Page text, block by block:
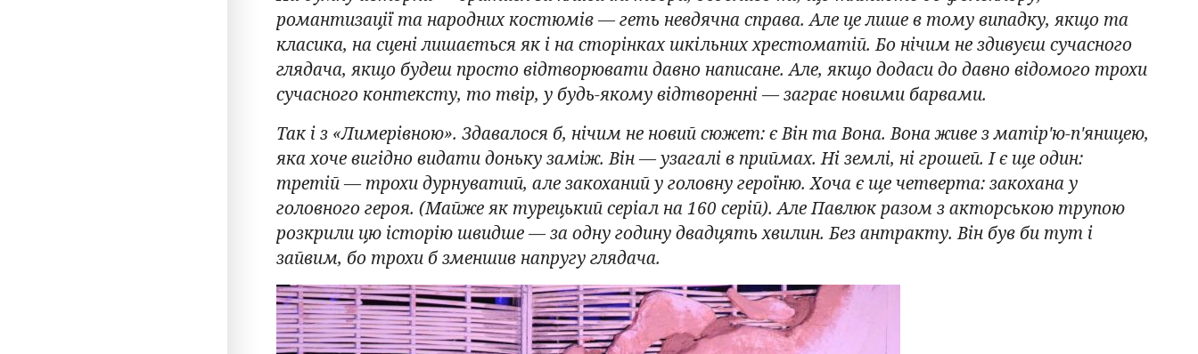
романтизації та народних костюмів — геть невдячна справа. Але це лише в тому випадку, якщо та
класика, на сцені лишається як і на сторінках шкільних хрестоматій. Бо нічим не здивуєш сучасного
глядача, якщо будеш просто відтворювати давно написане. Але, якщо додаси до давно відомого трохи
сучасного контексту, то твір, у будь-якому відтворенні — заграє новими барвами.
Так і з «Лимерівною». Здавалося б, нічим не новий сюжет: є Він та Вона. Вона живе з матір'ю-п'яницею,
яка хоче вигідно видати доньку заміж. Він — узагалі в приймах. Ні землі, ні грошей. І є ще один:
третій — трохи дурнуватий, але закоханий у головну героїню. Хоча є ще четверта: закохана у
головного героя. (Майже як турецький серіал на 160 серій). Але Павлюк разом з акторською трупою
розкрили цю історію швидше — за одну годину двадцять хвилин. Без антракту. Він був би тут і
зайвим, бо трохи б зменшив напругу глядача.